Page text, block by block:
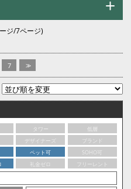
ジ/7ページ)
7 >>
タワー
低層
デザイナーズ
ブランド
ペット可
SOHO可
礼金ゼロ
フリーレント